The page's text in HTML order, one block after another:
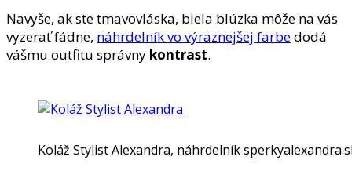
Navyše, ak ste tmavovláska, biela blúzka môže na vás
vyzerať fádne, náhrdelník vo výraznejšej farbedodá
vášmu outfitu správny kontrast.
Koláž Stylist Alexandra, náhrdelník